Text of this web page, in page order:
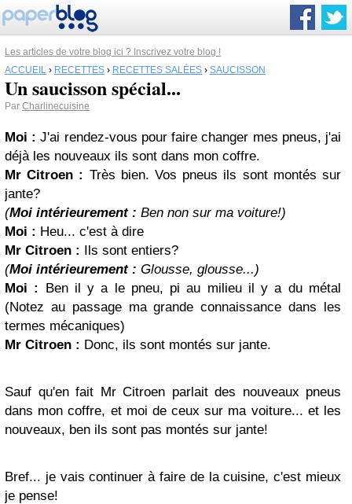
Les articles de votre blog ici ? Inscrivez votre blog !
ACCUEIL › RECETTES › RECETTES SALÉES › SAUCISSON
Un saucisson spécial...
Par Charlinecuisine
Moi : J'ai rendez-vous pour faire changer mes pneus, j'ai
déjà les nouveaux ils sont dans mon coffre.
Mr Citroen : Très bien. Vos pneus ils sont montés sur
jante?
(Moi intérieurement : Ben non sur ma voiture!)
Moi : Heu... c'est à dire
Mr Citroen : Ils sont entiers?
(Moi intérieurement : Glousse, glousse...)
Moi :
Ben il y a le pneu, pi au milieu il y a du métal
(Notez au passage ma grande connaissance dans les
termes mécaniques)
Mr Citroen : Donc, ils sont montés sur jante.
Sauf qu'en fait Mr Citroen parlait des nouveaux pneus
dans mon coffre, et moi de ceux sur ma voiture... et les
nouveaux, ben ils sont pas montés sur jante!
Bref... je vais continuer à faire de la cuisine, c'est mieux
je pense!